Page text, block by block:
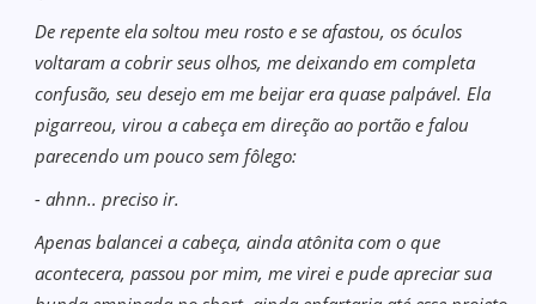
De repente ela soltou meu rosto e se afastou, os óculos
voltaram a cobrir seus olhos, me deixando em completa
confusão, seu desejo em me beijar era quase palpável. Ela
pigarreou, virou a cabeça em direção ao portão e falou
parecendo um pouco sem fôlego:
- ahnn.. preciso ir.
Apenas balancei a cabeça, ainda atônita com o que
acontecera, passou por mim, me virei e pude apreciar sua